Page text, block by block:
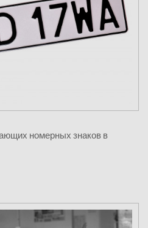
номерных знаков в